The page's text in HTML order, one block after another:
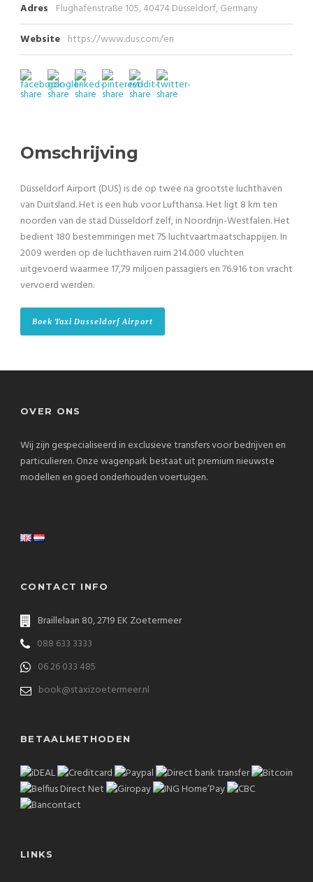
Adres Flughafenstraße 105, 40474 Düsseldorf, Germany
Website https://www.dus.com/en
Omschrijving
Düsseldorf Airport (DUS) is de op twee na grootste luchthaven
van Duitsland. Het is een hub voor Lufthansa. Het ligt 8 km ten
noorden van de stad Düsseldorf zelf, in Noordrijn-Westfalen. Het
bedient 180 bestemmingen met 75 luchtvaartmaatschappijen. In
2009 werden op de luchthaven ruim 214.000 vluchten
uitgevoerd waarmee 17,79 miljoen passagiers en 76.916 ton vracht
vervoerd werden.
Boek Taxi Dusseldorf Airport
OVER ONS
Wij zijn gespecialiseerd in exclusieve transfers voor bedrijven en
particulieren. Onze wagenpark bestaat uit premium nieuwste
modellen en goed onderhouden voertuigen.
CONTACT INFO
Braillelaan 80, 2719 EK Zoetermeer
088 633 3333
06 26 033 485
book@staxizoetermeer.nl
BETAALMETHODEN
LINKS